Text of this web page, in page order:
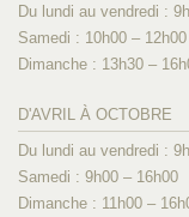
Du lundi au vendredi :
Samedi : 10h00 –
Dimanche : 13h30 –
D'AVRIL À OCTOBRE
Du lundi au vendredi :
Samedi : 9h00 – 16h00
Dimanche : 11h00 –